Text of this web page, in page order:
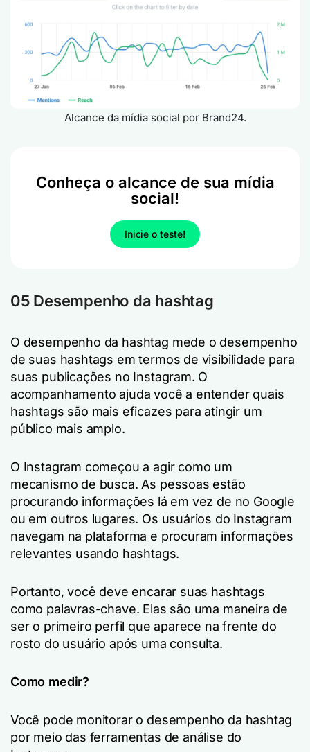
Alcance da mídia social por Brand24.
Conheça o alcance de sua mídia
social!
Inicie o teste!
05 Desempenho da hashtag
O desempenho da hashtag mede o desempenho
de suas hashtags em termos de visibilidade para
suas publicações no Instagram. O
acompanhamento ajuda você a entender quais
hashtags são mais eficazes para atingir um
público mais amplo.
O Instagram começou a agir como um
mecanismo de busca. As pessoas estão
procurando informações lá em vez de no Google
ou em outros lugares. Os usuários do Instagram
navegam na plataforma e procuram informações
relevantes usando hashtags.
Portanto, você deve encarar suas hashtags
como palavras-chave. Elas são uma maneira de
ser o primeiro perfil que aparece na frente do
rosto do usuário após uma consulta.
Como medir?
Você pode monitorar o desempenho da hashtag
por meio das ferramentas de análise do